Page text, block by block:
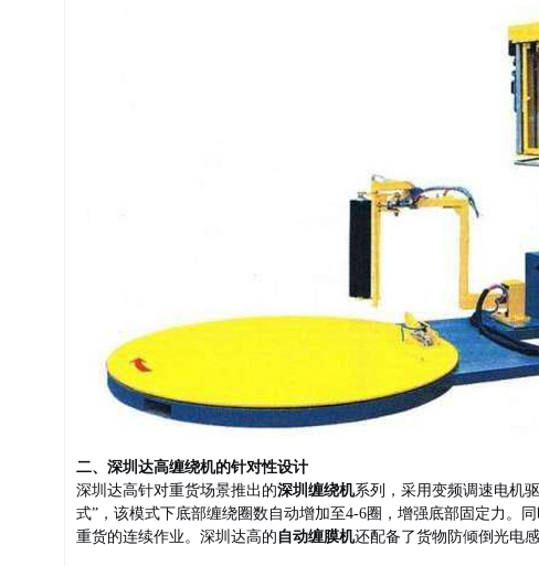
二、深圳达高缠绕机的针对性设计
深圳达高针对重货场景推出的深圳缠绕机系列，采用变频调速电机
式”，该模式下底部缠绕圈数自动增加至4-6圈，增强底部固定力。
重货的连续作业。深圳达高的 自动缠膜机还配备了货物防倾倒光电